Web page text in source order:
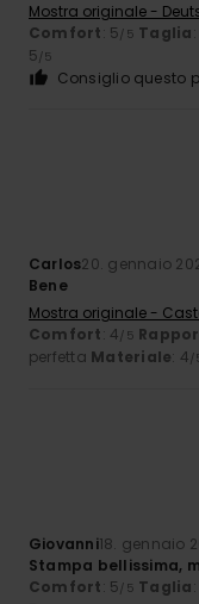
Mostra originale -
Comfort: 5/5 Taglia
5/5
Consiglio questo
Carlos20. gennaio
Bene
Mostra originale -
Comfort: 4/5
perfetta Materiale: 4/
Giovanni18. gennaio
Stampa bellissima,
Comfort: 5/5 Taglia